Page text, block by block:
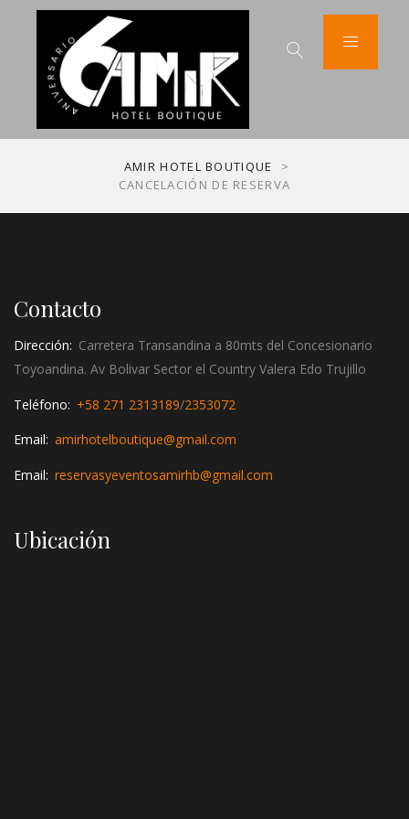
AMIR HOTEL BOUTIQUE
>
CANCELACIÓN DE RESERVA
Contacto
Dirección: Carretera Transandina a 80mts del Concesionario
Toyoandina. Av Bolivar Sector el Country Valera Edo Trujillo
Teléfono: +58 271 2313189/2353072
Email: amirhotelboutique@gmail.com
Email: reservasyeventosamirhb@gmail.com
Ubicación